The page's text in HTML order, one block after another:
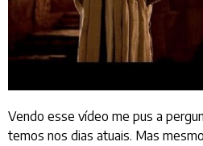
Vendo esse vídeo me pus a
temos nos dias atuais. Mas